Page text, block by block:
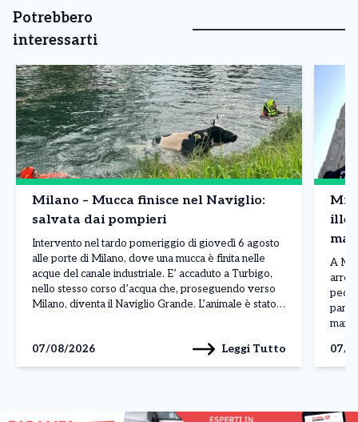
Potrebbero
interessarti
Milano – Mucca finisce nel Naviglio:
salvata dai pompieri
Intervento nel tardo pomeriggio di giovedì 6 agosto
alle porte di Milano, dove una mucca è finita nelle
acque del canale industriale. E’ accaduto a Turbigo,
nello stesso corso d’acqua che, proseguendo verso
Milano, diventa il Naviglio Grande. L’animale è stato
07/08/2026
Leggi Tutto
un
A
poco
07/